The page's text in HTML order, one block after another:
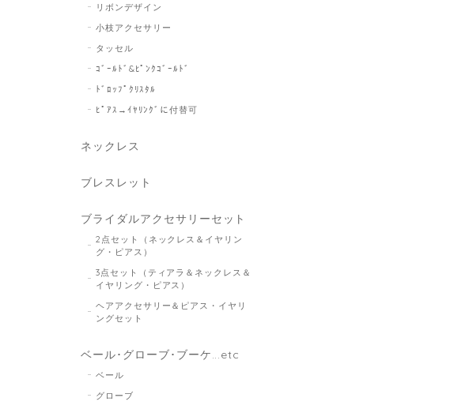
リボンデザイン
小枝アクセサリー
タッセル
ｺﾞｰﾙﾄﾞ&ﾋﾟﾝｸｺﾞｰﾙﾄﾞ
ﾄﾞﾛｯﾌﾟｸﾘｽﾀﾙ
ﾋﾟｱｽ→ｲﾔﾘﾝｸﾞに付替可
ネックレス
ブレスレット
ブライダルアクセサリーセット
2点セット（ネックレス＆イヤリン
グ・ピアス）
3点セット（ティアラ＆ネックレス＆
イヤリング・ピアス）
ヘアアクセサリー＆ピアス・イヤリ
ングセット
ベール･グローブ･ブーケ...etc
ベール
グローブ